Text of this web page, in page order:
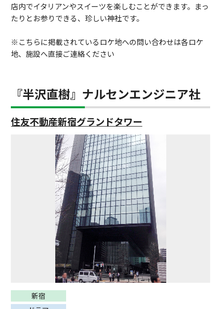
店内でイタリアンやスイーツを楽しむことができます。まっ
たりとお参りできる、珍しい神社です。
※こちらに掲載されているロケ地への問い合わせは各ロケ
地、施設へ直接ご連絡ください
『半沢直樹』ナルセンエンジニア社
住友不動産新宿グランドタワー
新宿